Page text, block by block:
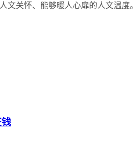
文关怀、能够暖人心扉的人文温度。